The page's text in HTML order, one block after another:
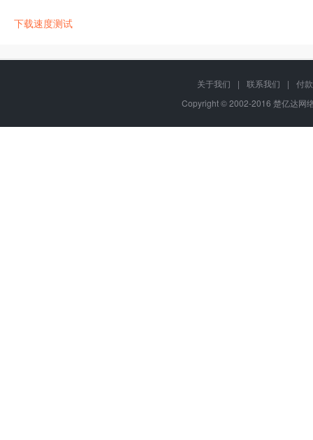
下载速度测试
关于我们 | 联系我们 |
付
Copyright © 2002-2016 楚亿达网